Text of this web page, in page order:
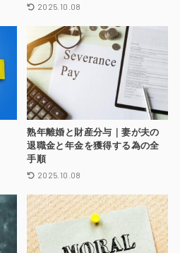
2025.10.08
熟年離婚と財産分与｜妻が夫の
退職金と年金を獲得する為の全
手順
2025.10.08